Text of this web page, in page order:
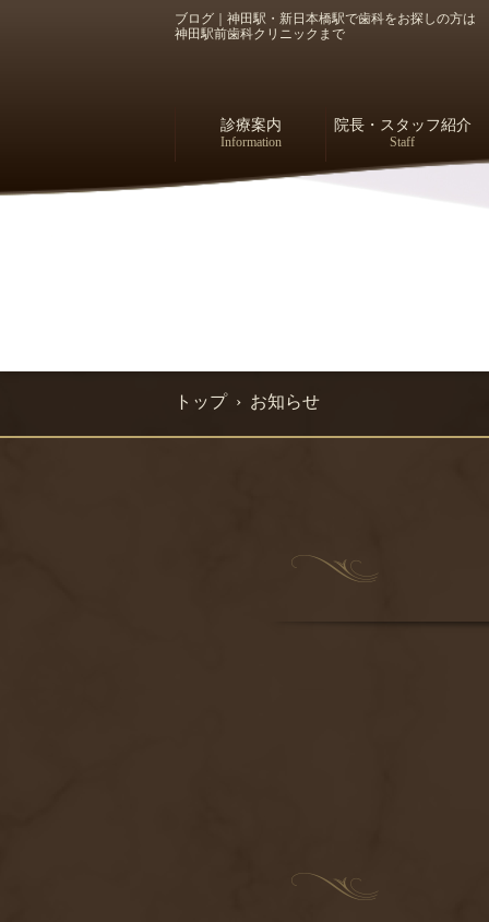
ブログ｜神田駅・新日本橋駅で歯科をお探しの方は
神田駅前歯科クリニックまで
診療案内
Information
院長・スタッフ紹介
Staff
トップ› お知らせ